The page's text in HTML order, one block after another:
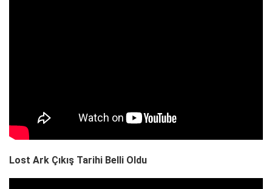
Lost Ark Çıkış Tarihi Belli Oldu